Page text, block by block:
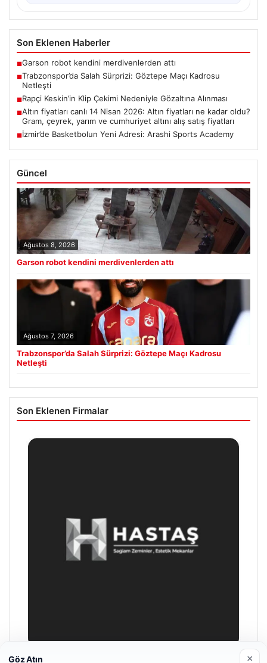
Son Eklenen Haberler
■Garson robot kendini merdivenlerden attı
■Trabzonspor’da Salah Sürprizi: Göztepe Maçı Kadrosu
Netleşti
■Rapçi Keskin’in Klip Çekimi Nedeniyle Gözaltına Alınması
■Altın fiyatları canlı 14 Nisan 2026: Altın fiyatları ne kadar oldu?
Gram, çeyrek, yarım ve cumhuriyet altını alış satış fiyatları
■İzmir’de Basketbolun Yeni Adresi: Arashi Sports Academy
Güncel
Ağustos 8, 2026
Garson robot kendini merdivenlerden attı
Ağustos 7, 2026
Trabzonspor’da Salah Sürprizi: Göztepe Maçı Kadrosu
Netleşti
Son Eklenen Firmalar
Göz Atın ×